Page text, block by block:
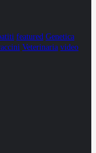
featured Genetica
Veterinaria video